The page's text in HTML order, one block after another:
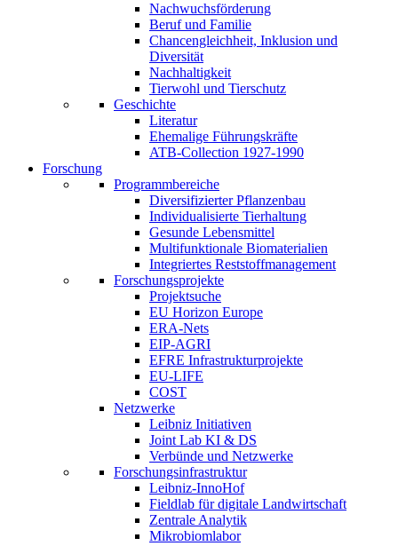
Nachwuchsförderung
Beruf und Familie
Chancengleichheit, Inklusion und
Diversität
Nachhaltigkeit
Tierwohl und Tierschutz
Geschichte
Literatur
Ehemalige Führungskräfte
ATB-Collection 1927-1990
Forschung
Programmbereiche
Diversifizierter Pflanzenbau
Individualisierte Tierhaltung
Gesunde Lebensmittel
Multifunktionale Biomaterialien
Integriertes Reststoffmanagement
Forschungsprojekte
Projektsuche
EU Horizon Europe
ERA-Nets
EIP-AGRI
EFRE Infrastrukturprojekte
EU-LIFE
COST
Netzwerke
Leibniz Initiativen
Joint Lab KI & DS
Verbünde und Netzwerke
Forschungsinfrastruktur
Leibniz-InnoHof
Fieldlab für digitale Landwirtschaft
Zentrale Analytik
Mikrobiomlabor